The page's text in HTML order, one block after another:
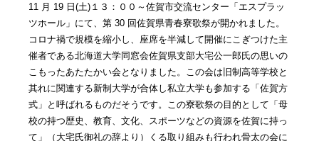
11 月 19 日(土)１３：００～佐賀市交流センター「エスプラッ
ツホール」にて、第 30 回佐賀県青春寮歌祭が開かれました。
コロナ禍で規模を縮小し、座席を半減して開催にこぎつけた主
催者である北海道大学同窓会佐賀県支部大宅公一郎氏の思いの
こもったあたたかい会となりました。この会は旧制高等学校と
其れに関連する新制大学が合体し私立大学も参加する「佐賀方
式」と呼ばれるものだそうです。この寮歌祭の目的として「母
校の持つ歴史、教育、文化、スポーツなどの資源を佐賀に持っ
て」（大宅氏御礼の辞より）くる取り組みも行われ骨太の会に